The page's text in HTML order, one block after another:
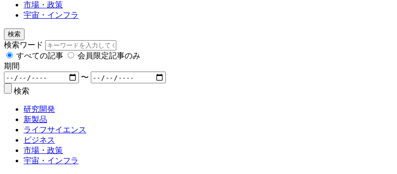
市場・政策
宇宙・インフラ
検索
検索ワード
すべての記事
会員限定記事のみ
期間
〜
検索
研究開発
新製品
ライフサイエンス
ビジネス
市場・政策
宇宙・インフラ